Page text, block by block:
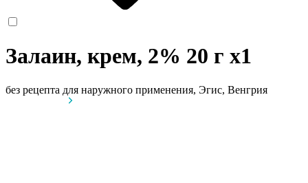
Залаин, крем, 2% 20 г x1
без рецепта для наружного применения, Эгис, Венгрия